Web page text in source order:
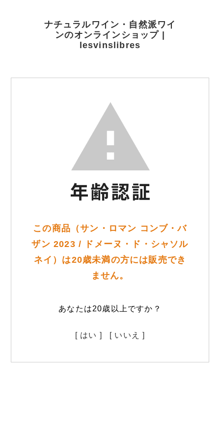
ナチュラルワイン・自然派ワイ
ンのオンラインショップ |
lesvinslibres
この商品（サン・ロマン コンブ・バ
ザン 2023 / ドメーヌ・ド・シャソル
ネイ）は20歳未満の方には販売でき
ません。
あなたは20歳以上ですか？
[ はい ] [ いいえ ]